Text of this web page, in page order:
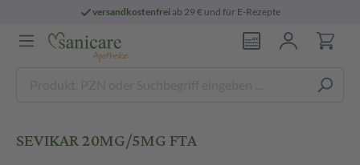
versandkostenfreiab 29 € und für E-Rezepte
SEVIKAR 20MG/5MG FTA